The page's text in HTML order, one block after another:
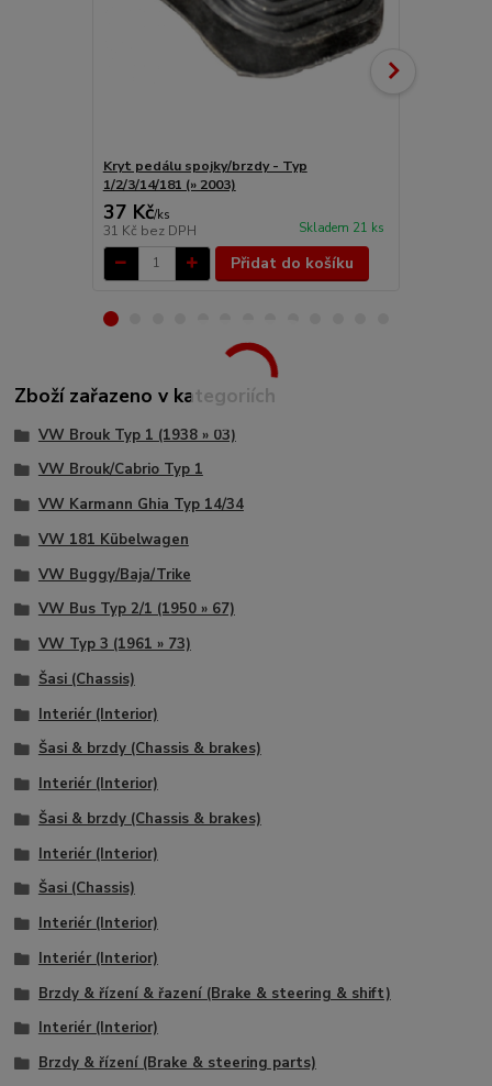
Kryt pedálu spojky/brzdy - Typ
1/2/3/14/181 (» 2003)
37 Kč/ks
31 Kč bez DPH Skladem 21 ks
Přidat do košíku
Zboží zařazeno v kategoriích
VW Brouk Typ 1 (1938 » 03)
VW Brouk/Cabrio Typ 1
VW Karmann Ghia Typ 14/34
VW 181 Kübelwagen
VW Buggy/Baja/Trike
VW Bus Typ 2/1 (1950 » 67)
VW Typ 3 (1961 » 73)
Šasi (Chassis)
Interiér (Interior)
Šasi & brzdy (Chassis & brakes)
Interiér (Interior)
Šasi & brzdy (Chassis & brakes)
Interiér (Interior)
Šasi (Chassis)
Interiér (Interior)
Interiér (Interior)
Brzdy & řízení & řazení (Brake & steering & shift)
Interiér (Interior)
Brzdy & řízení (Brake & steering parts)